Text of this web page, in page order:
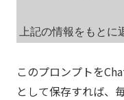
このプロンプトを
として保存すれば、